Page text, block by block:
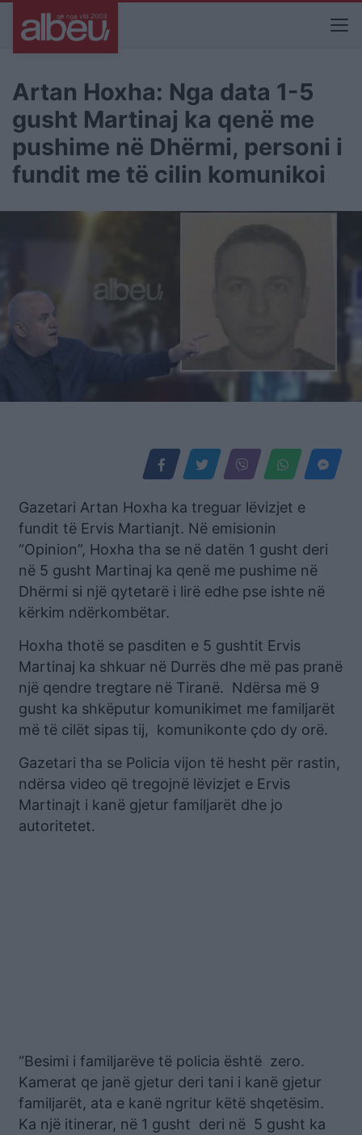
Artan Hoxha: Nga data 1-5
gusht Martinaj ka qenë me
pushime në Dhërmi, personi i
fundit me të cilin komunikoi
Gazetari Artan Hoxha ka treguar lëvizjet e
fundit të Ervis Martianjt. Në emisionin
“Opinion”, Hoxha tha se në datën 1 gusht deri
në 5 gusht Martinaj ka qenë me pushime në
Dhërmi si një qytetarë i lirë edhe pse ishte në
kërkim ndërkombëtar.
Hoxha thotë se pasditen e 5 gushtit Ervis
Martinaj ka shkuar në Durrës dhe më pas pranë
një qendre tregtare në Tiranë. Ndërsa më 9
gusht ka shkëputur komunikimet me familjarët
më të cilët sipas tij, komunikonte çdo dy orë.
Gazetari tha se Policia vijon të hesht për rastin,
ndërsa video që tregojnë lëvizjet e Ervis
Martinajt i kanë gjetur familjarët dhe jo
autoritetet.
“Besimi i familjarëve të policia është zero.
Kamerat qe janë gjetur deri tani i kanë gjetur
familjarët, ata e kanë ngritur këtë shqetësim.
Ka një itinerar, në 1 gusht deri në 5 gusht ka